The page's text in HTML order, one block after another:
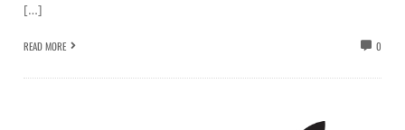
[…]
READ MORE 0